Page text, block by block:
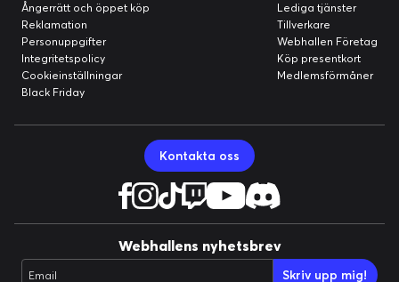
Ångerrätt och öppet köp
Reklamation
Personuppgifter
Integritetspolicy
Cookieinställningar
Black Friday
Lediga tjänster
Tillverkare
Webhallen Företag
Köp presentkort
Medlemsförmåner
Kontakta oss
Webhallens nyhetsbrev
Email Skriv upp mig!